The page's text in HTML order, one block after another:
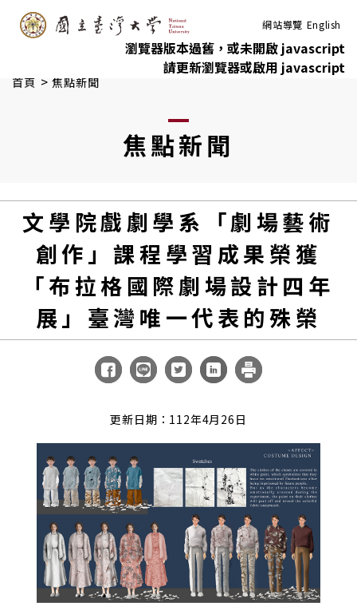
跳到主要內容 網站導覽 English
瀏覽器版本過舊，或未開啟 javascript
請更新瀏覽器或啟用 javascript
首頁 > 焦點新聞
焦點新聞
文學院戲劇學系「劇場藝術
創作」課程學習成果榮獲
「布拉格國際劇場設計四年
展」臺灣唯一代表的殊榮
更新日期：112年4月26日